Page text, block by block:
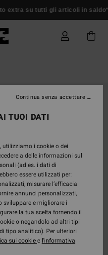
su tutti gli articoli in saldo*
TUOI DATI
i cookie o dei
a delle informazioni sul
(ad es. i dati di
essere utilizzati per:
misurare l’efficacia
annunci personalizzati,
sviluppare e migliorare i
la tua scelta fornendo il
o negandolo ad altri tipi
tipo analitico). Per ulteriori
sui cookiee l'informativa
Continua senza accettare